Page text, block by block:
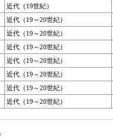
近代（19世紀）
近代（19～20世紀）
近代（19～20世紀）
近代（19～20世紀）
近代（19～20世紀）
近代（19～20世紀）
近代（19～20世紀）
近代（19～20世紀）